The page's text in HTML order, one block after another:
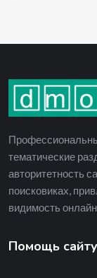
тематические
авторитетность
поисковиках,
видимость онлайн.
Помощь сайту